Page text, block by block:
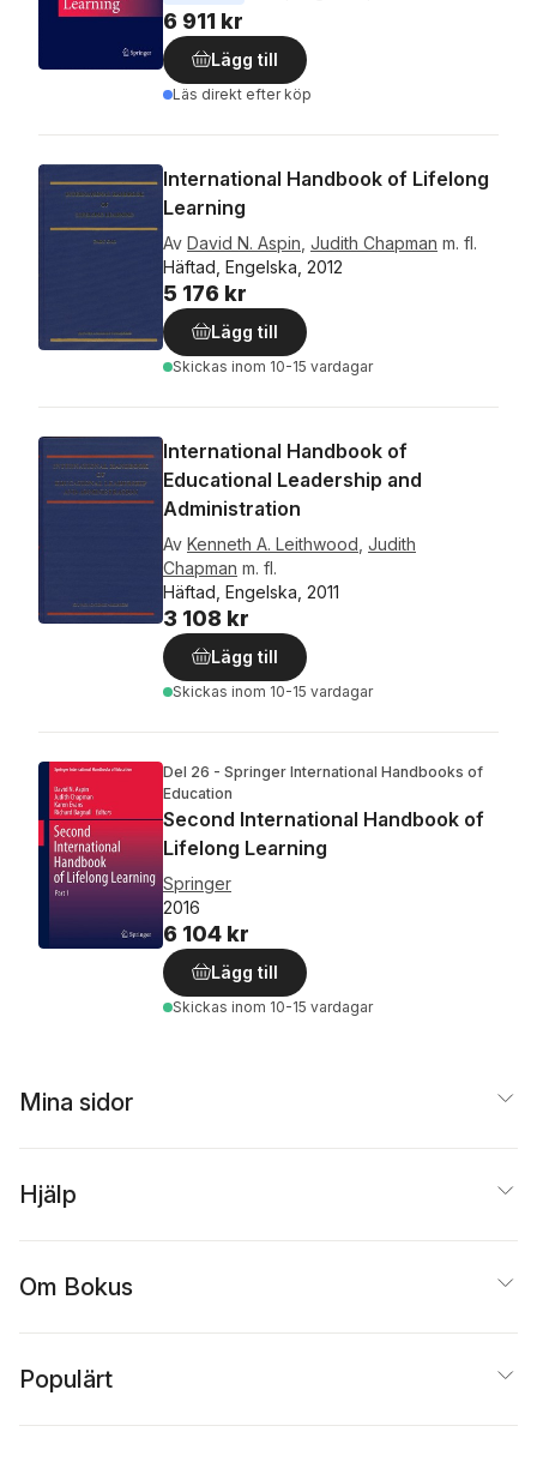
6 911 kr
Lägg till
Läs direkt efter köp
International Handbook of Lifelong
Learning
Av David N. Aspin Judith Chapman m. fl.
Häftad, Engelska, 2012
5 176 kr
Lägg till
Skickas inom 10-15 vardagar
International Handbook of
Educational Leadership and
Administration
Av Kenneth A. Leithwood Judith
Chapman m. fl.
Häftad, Engelska, 2011
3 108 kr
Lägg till
Skickas inom 10-15 vardagar
Del 26 - Springer International Handbooks of
Education
Second International Handbook of
Lifelong Learning
Springer
2016
6 104 kr
Lägg till
Skickas inom 10-15 vardagar
Mina sidor
Hjälp
Om Bokus
Populärt